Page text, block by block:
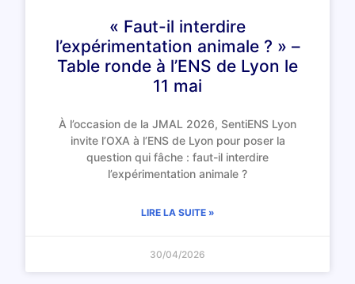
« Faut-il interdire
l’expérimentation animale ? » –
Table ronde à l’ENS de Lyon le
11 mai
À l’occasion de la JMAL 2026, SentiENS Lyon
invite l’OXA à l’ENS de Lyon pour poser la
question qui fâche : faut-il interdire
l’expérimentation animale ?
LIRE LA SUITE »
30/04/2026